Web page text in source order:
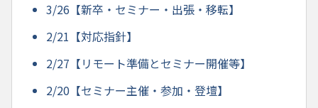
3/26【新卒・セミナー・出張・移転】
2/21【対応指針】
2/27【リモート準備とセミナー開催等】
2/20【セミナー主催・参加・登壇】